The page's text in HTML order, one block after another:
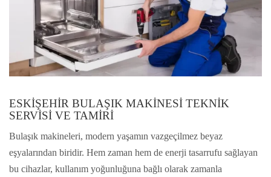
ESKIŞEHIR BULAŞIK MAKINESI TEKNIK
SERVISI VE TAMIRI
Bulaşık makineleri, modern yaşamın vazgeçilmez beyaz
eşyalarından biridir. Hem zaman hem de enerji tasarrufu sağlayan
bu cihazlar, kullanım yoğunluğuna bağlı olarak zamanla